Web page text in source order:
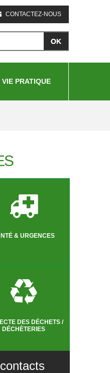
CONTACTEZ-NOUS
VIE PRATIQUE
& URGENCES
DES DÉCHETS /
DÉCHÈTERIES